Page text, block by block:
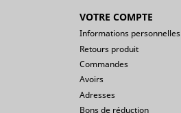
VOTRE COMPTE
Informations personnelles
Retours produit
Commandes
Avoirs
Adresses
Bons de réduction